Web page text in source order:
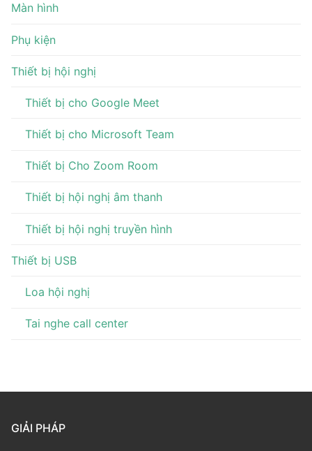
Màn hình
Phụ kiện
Thiết bị hội nghị
Thiết bị cho Google Meet
Thiết bị cho Microsoft Team
Thiết bị Cho Zoom Room
Thiết bị hội nghị âm thanh
Thiết bị hội nghị truyền hình
Thiết bị USB
Loa hội nghị
Tai nghe call center
GIẢI PHÁP